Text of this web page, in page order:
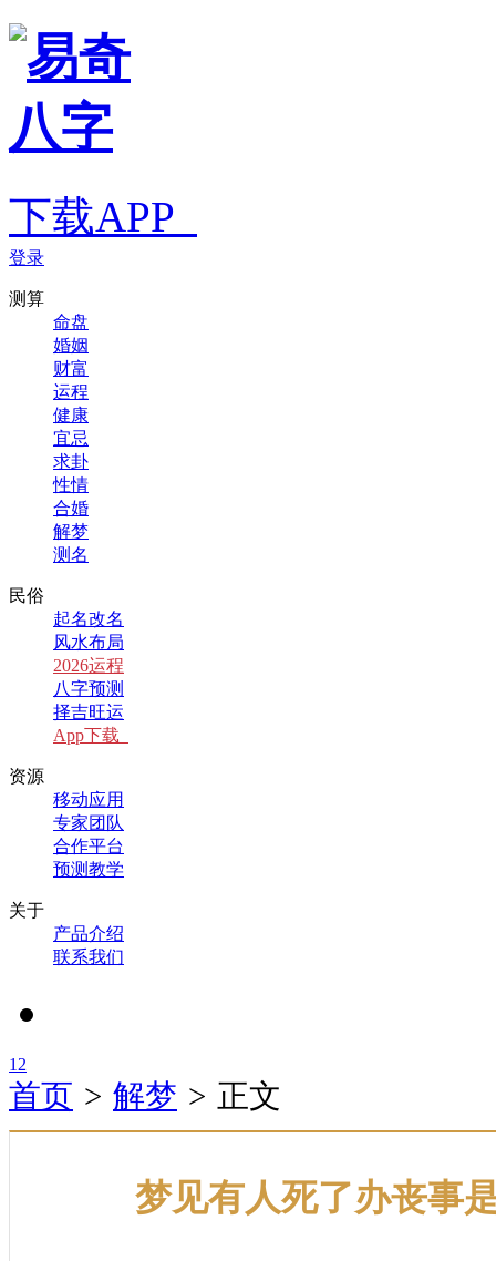
下载APP
登录
测算
命盘
婚姻
财富
运程
健康
宜忌
求卦
性情
合婚
解梦
测名
民俗
起名改名
风水布局
2026运程
八字预测
择吉旺运
App下载
资源
移动应用
专家团队
合作平台
预测教学
关于
产品介绍
联系我们
1 2
首页 > 解梦 > 正文
梦见有人死了办丧事